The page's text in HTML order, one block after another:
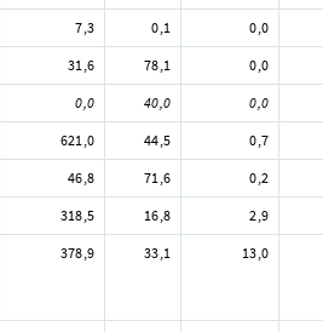
7,3 0,1 0,0
31,6 78,1 0,0
0,0 40,0 0,0
621,0 44,5 0,7
46,8 71,6 0,2
318,5 16,8 2,9
378,9 33,1 13,0